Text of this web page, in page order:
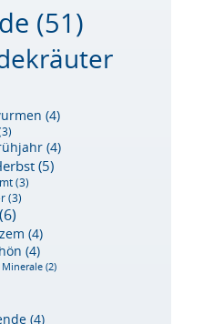
(51)
(4)
(4)
(5)
(3)
(3)
(6)
(4)
(4)
(2)
(4)